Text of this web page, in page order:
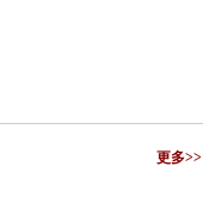
更多>>